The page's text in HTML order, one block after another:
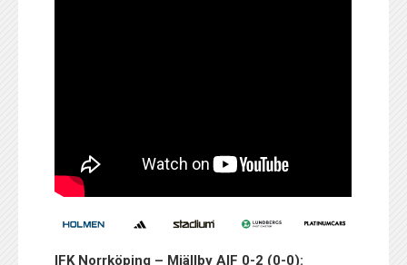
IFK Norrköping – Mjällby AIF 0-2 (0-0):